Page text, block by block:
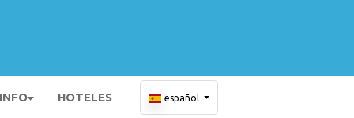
HOTELES español